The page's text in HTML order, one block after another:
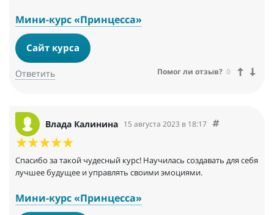
Мини-курс «Принцесса»
Сайт курса
Ответить Помог ли отзыв? 0
Влада Калинина 15 августа 2023 в 18:17
Спасибо за такой чудесный курс! Научилась создавать для себя
лучшее будущее и управлять своими эмоциями.
Мини-курс «Принцесса»